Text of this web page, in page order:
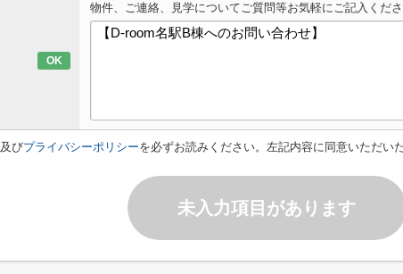
OK
物件、ご連絡、見学についてご質問等お気軽にご記入くだ
及びプライバシーポリシーを必ずお読みください。左記内容に同意いただい
未入力項目があります